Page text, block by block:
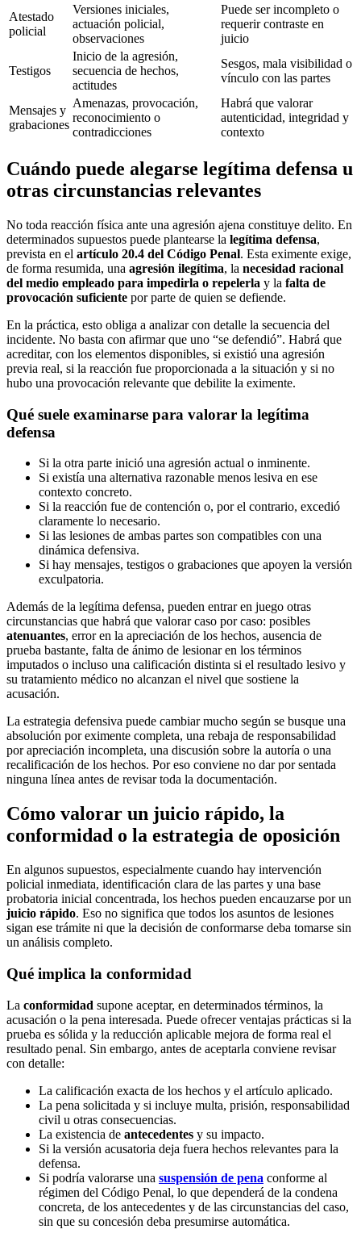
Atestado
policial
Versiones iniciales,
actuación policial,
observaciones
Puede ser incompleto o
requerir contraste en
juicio
Testigos
Inicio de la agresión,
secuencia de hechos,
actitudes
Sesgos, mala visibilidad o
vínculo con las partes
Mensajes y
grabaciones
Amenazas, provocación,
reconocimiento o
contradicciones
Habrá que valorar
autenticidad, integridad y
contexto
Cuándo puede alegarse legítima defensa u
otras circunstancias relevantes
No toda reacción física ante una agresión ajena constituye delito. En
determinados supuestos puede plantearse la legítima defensa,
prevista en el artículo 20.4 del Código Penal. Esta eximente exige,
de forma resumida, una agresión ilegítima, la necesidad racional
del medio empleado para impedirla o repelerla y la falta de
provocación suficiente por parte de quien se defiende.
En la práctica, esto obliga a analizar con detalle la secuencia del
incidente. No basta con afirmar que uno “se defendió”. Habrá que
acreditar, con los elementos disponibles, si existió una agresión
previa real, si la reacción fue proporcionada a la situación y si no
hubo una provocación relevante que debilite la eximente.
Qué suele examinarse para valorar la legítima
defensa
Si la otra parte inició una agresión actual o inminente.
Si existía una alternativa razonable menos lesiva en ese
contexto concreto.
Si la reacción fue de contención o, por el contrario, excedió
claramente lo necesario.
Si las lesiones de ambas partes son compatibles con una
dinámica defensiva.
Si hay mensajes, testigos o grabaciones que apoyen la versión
exculpatoria.
Además de la legítima defensa, pueden entrar en juego otras
circunstancias que habrá que valorar caso por caso: posibles
atenuantes, error en la apreciación de los hechos, ausencia de
prueba bastante, falta de ánimo de lesionar en los términos
imputados o incluso una calificación distinta si el resultado lesivo y
su tratamiento médico no alcanzan el nivel que sostiene la
acusación.
La estrategia defensiva puede cambiar mucho según se busque una
absolución por eximente completa, una rebaja de responsabilidad
por apreciación incompleta, una discusión sobre la autoría o una
recalificación de los hechos. Por eso conviene no dar por sentada
ninguna línea antes de revisar toda la documentación.
Cómo valorar un juicio rápido, la
conformidad o la estrategia de oposición
En algunos supuestos, especialmente cuando hay intervención
policial inmediata, identificación clara de las partes y una base
probatoria inicial concentrada, los hechos pueden encauzarse por un
juicio rápido. Eso no significa que todos los asuntos de lesiones
sigan ese trámite ni que la decisión de conformarse deba tomarse sin
un análisis completo.
Qué implica la conformidad
La conformidad supone aceptar, en determinados términos, la
acusación o la pena interesada. Puede ofrecer ventajas prácticas si la
prueba es sólida y la reducción aplicable mejora de forma real el
resultado penal. Sin embargo, antes de aceptarla conviene revisar
con detalle:
La calificación exacta de los hechos y el artículo aplicado.
La pena solicitada y si incluye multa, prisión, responsabilidad
civil u otras consecuencias.
La existencia de antecedentes y su impacto.
Si la versión acusatoria deja fuera hechos relevantes para la
defensa.
Si podría valorarse una suspensión de pena conforme al
régimen del Código Penal, lo que dependerá de la condena
concreta, de los antecedentes y de las circunstancias del caso,
sin que su concesión deba presumirse automática.